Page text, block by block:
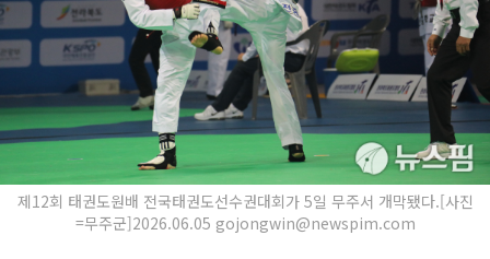
제12회 태권도원배 전국태권도선수권대회가 5일 무주서 개막됐다.[사진
=무주군]2026.06.05 gojongwin@newspim.com